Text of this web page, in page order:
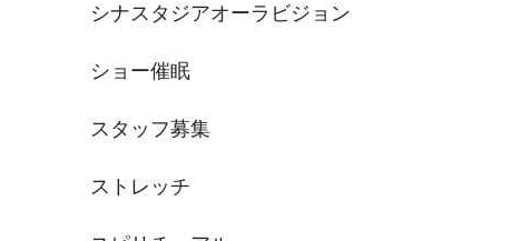
シナスタジアオーラビジョン
ショー催眠
スタッフ募集
ストレッチ